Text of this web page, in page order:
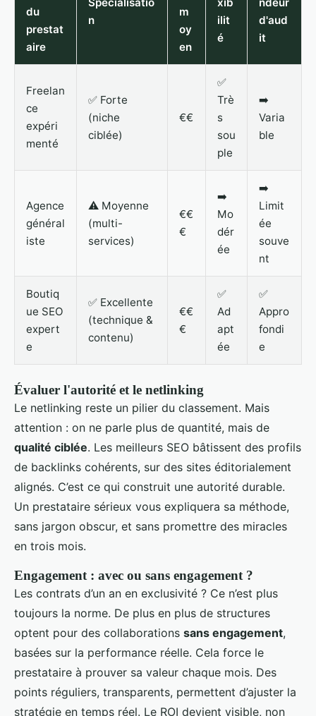
du
prestat
aire
n
m
oy
en
ilit
é
d'aud
it
Freelan
ce
expéri
menté
✅ Forte
(niche
ciblée)
€€
✅
Trè
s
sou
ple
➡️
Varia
ble
Agence
général
iste
⚠️ Moyenne
(multi-
services)
€€
€
➡️
Mo
dér
ée
➡️
Limit
ée
souve
nt
Boutiq
ue SEO
expert
e
✅ Excellente
(technique &
contenu)
€€
€
✅
Ad
apt
ée
✅
Appro
fondi
e
Évaluer l'autorité et le netlinking
Le netlinking reste un pilier du classement. Mais
attention : on ne parle plus de quantité, mais de
qualité ciblée. Les meilleurs SEO bâtissent des profils
de backlinks cohérents, sur des sites éditorialement
alignés. C’est ce qui construit une autorité durable.
Un prestataire sérieux vous expliquera sa méthode,
sans jargon obscur, et sans promettre des miracles
en trois mois.
Engagement : avec ou sans engagement ?
Les contrats d’un an en exclusivité ? Ce n’est plus
toujours la norme. De plus en plus de structures
optent pour des collaborations sans engagement,
basées sur la performance réelle. Cela force le
prestataire à prouver sa valeur chaque mois. Des
points réguliers, transparents, permettent d’ajuster la
stratégie en temps réel. Le ROI devient visible, non